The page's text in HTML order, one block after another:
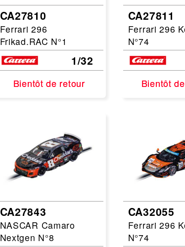
CA27810
Ferrari 296
Frikad.RAC N°1
1/32
Bientôt de retour
Bientôt de retour
CA27811
Ferrari 296
N°74
Bientôt
Bientôt
CA27843
NASCAR Camaro
Nextgen N°8
CA32055
Ferrari 296
N°74